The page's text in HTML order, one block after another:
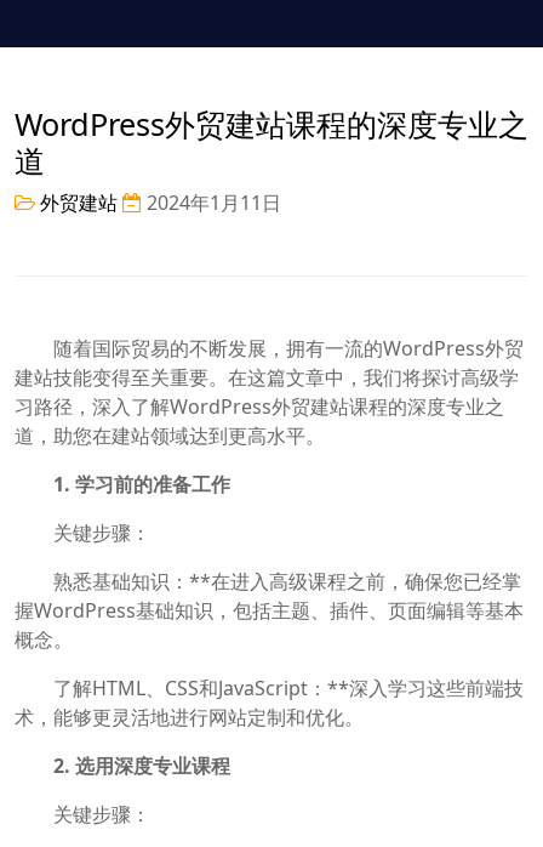
WordPress外贸建站课程的深度专业之
道
外贸建站 2024年1月11日
随着国际贸易的不断发展，拥有一流的WordPress外贸
建站技能变得至关重要。在这篇文章中，我们将探讨高级学
习路径，深入了解WordPress外贸建站课程的深度专业之
道，助您在建站领域达到更高水平。
1. 学习前的准备工作
关键步骤：
熟悉基础知识：**在进入高级课程之前，确保您已经掌
握WordPress基础知识，包括主题、插件、页面编辑等基本
概念。
了解HTML、CSS和JavaScript：**深入学习这些前端技
术，能够更灵活地进行网站定制和优化。
2. 选用深度专业课程
关键步骤：